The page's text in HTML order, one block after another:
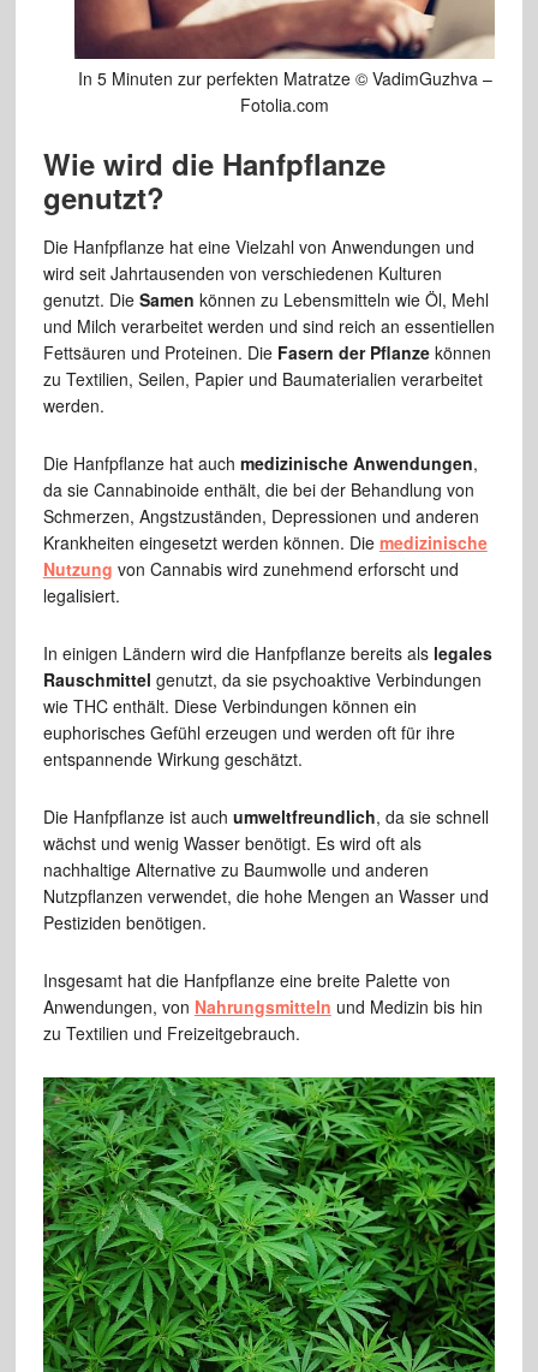
In 5 Minuten zur perfekten Matratze © VadimGuzhva –
Fotolia.com
Wie wird die Hanfpflanze
genutzt?
Die Hanfpflanze hat eine Vielzahl von Anwendungen und
wird seit Jahrtausenden von verschiedenen Kulturen
genutzt. Die Samen können zu Lebensmitteln wie Öl, Mehl
und Milch verarbeitet werden und sind reich an essentiellen
Fettsäuren und Proteinen. Die Fasern der Pflanzekönnen
zu Textilien, Seilen, Papier und Baumaterialien verarbeitet
werden.
Die Hanfpflanze hat auch medizinische Anwendungen,
da sie Cannabinoide enthält, die bei der Behandlung von
Schmerzen, Angstzuständen, Depressionen und anderen
Krankheiten eingesetzt werden können. Die medizinische
Nutzung von Cannabis wird zunehmend erforscht und
legalisiert.
In einigen Ländern wird die Hanfpflanze bereits als legales
Rauschmittel genutzt, da sie psychoaktive Verbindungen
wie THC enthält. Diese Verbindungen können ein
euphorisches Gefühl erzeugen und werden oft für ihre
entspannende Wirkung geschätzt.
Die Hanfpflanze ist auch umweltfreundlich, da sie schnell
wächst und wenig Wasser benötigt. Es wird oft als
nachhaltige Alternative zu Baumwolle und anderen
Nutzpflanzen verwendet, die hohe Mengen an Wasser und
Pestiziden benötigen.
Insgesamt hat die Hanfpflanze eine breite Palette von
Anwendungen, von Nahrungsmitteln und Medizin bis hin
zu Textilien und Freizeitgebrauch.